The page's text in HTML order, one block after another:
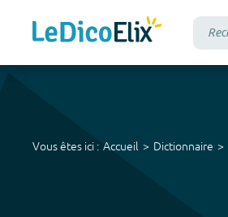
Vous êtes ici : Accueil Dictionnaire